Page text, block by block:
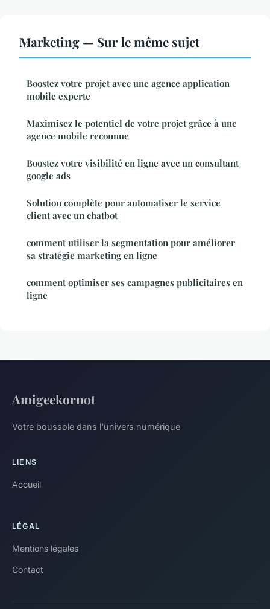
Marketing — Sur le même sujet
Boostez votre projet avec une agence application
mobile experte
Maximisez le potentiel de votre projet grâce à une
agence mobile reconnue
Boostez votre visibilité en ligne avec un consultant
google ads
Solution complète pour automatiser le service
client avec un chatbot
comment utiliser la segmentation pour améliorer
sa stratégie marketing en ligne
comment optimiser ses campagnes publicitaires en
ligne
Amigeekornot
Votre boussole dans l'univers numérique
LIENS
Accueil
LÉGAL
Mentions légales
Contact